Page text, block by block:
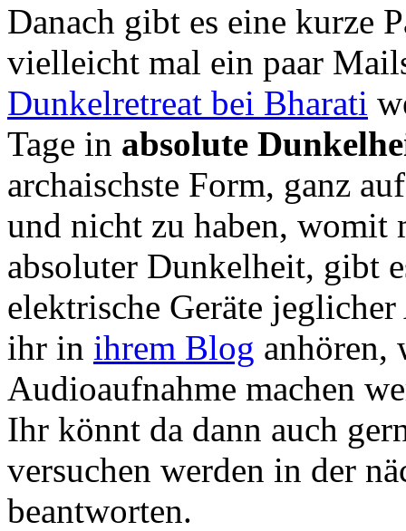
Danach gibt es eine kurze
vielleicht mal ein paar
Dunkelretreat bei Bharati
Tage in absolute
archaischste Form, ganz
und nicht zu haben, womit
absoluter Dunkelheit, gibt
elektrische Geräte
ihr in ihrem Blog anhören,
Audioaufnahme machen
Ihr könnt da dann auch
versuchen werden in der
beantworten.